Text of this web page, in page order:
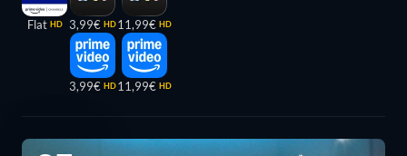
Flat HD 3,99€ HD
3,99€ HD
11,99€ HD
11,99€ HD